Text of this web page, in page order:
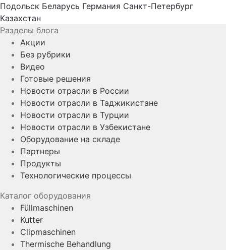
Подольск Беларусь Германия Санкт-Петербург
Казахстан
Разделы блога
Акции
Без рубрики
Видео
Готовые решения
Новости отрасли в России
Новости отрасли в Таджикистане
Новости отрасли в Турции
Новости отрасли в Узбекистане
Оборудование на складе
Партнеры
Продукты
Технологические процессы
Каталог оборудования
Füllmaschinen
Kutter
Clipmaschinen
Thermische Behandlung